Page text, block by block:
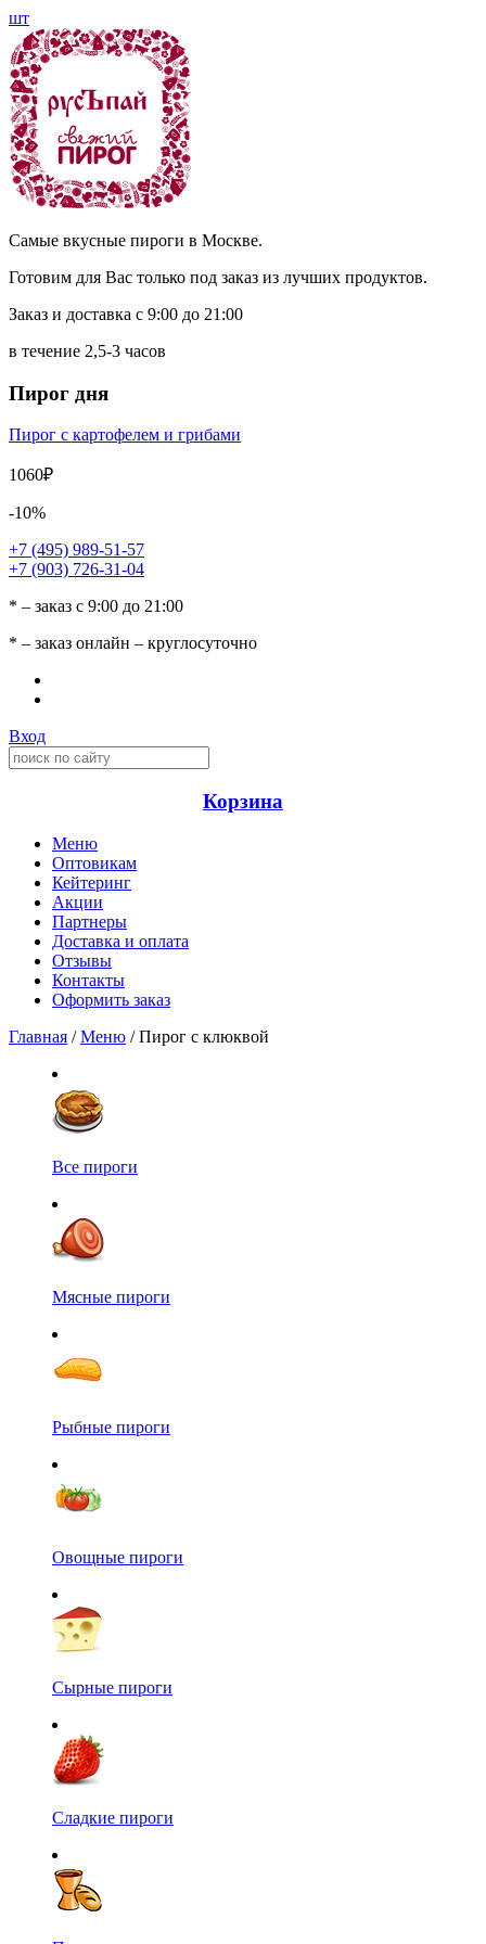
шт
Самые вкусные пироги в Москве.
Готовим для Вас только под заказ из лучших продуктов.
Заказ и доставка с 9:00 до 21:00
в течение 2,5-3 часов
Пирог дня
Пирог с картофелем и грибами
1060₽
-10%
+7 (495) 989-51-57
+7 (903) 726-31-04
* – заказ с 9:00 до 21:00
* – заказ онлайн – круглосуточно
Вход
Корзина
Меню
Оптовикам
Кейтеринг
Акции
Партнеры
Доставка и оплата
Отзывы
Контакты
Оформить заказ
Главная /Меню / Пирог с клюквой
Все пироги
Мясные пироги
Рыбные пироги
Овощные пироги
Сырные пироги
Сладкие пироги